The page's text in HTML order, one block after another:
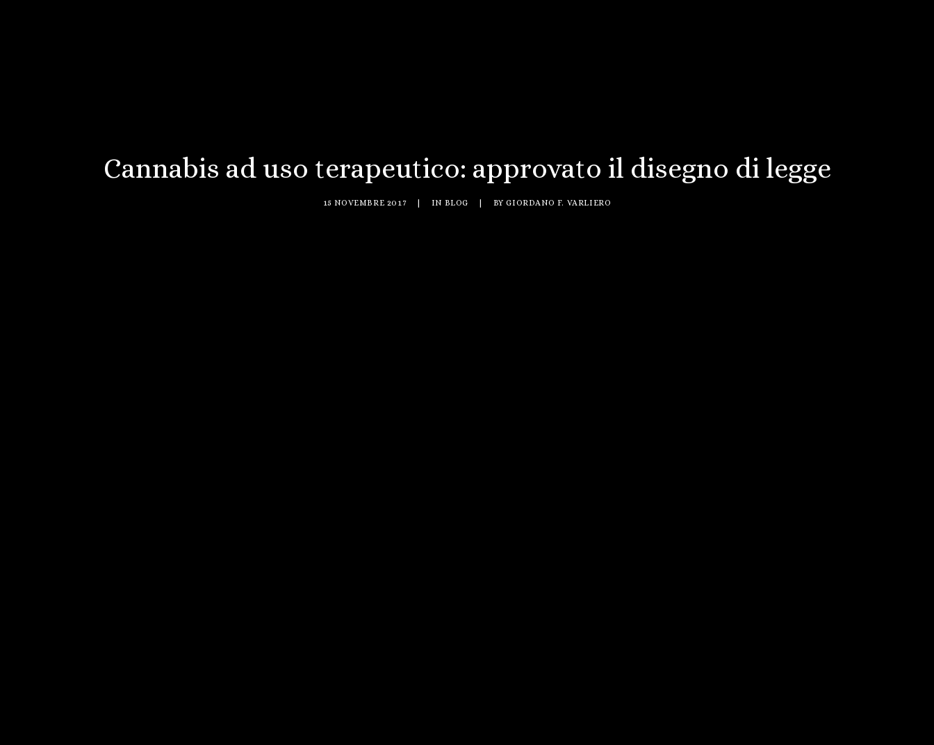
Cannabis ad uso terapeutico: approvato il disegno di legge
15 NOVEMBRE 2017 IN BLOG BYGIORDANO F. VARLIERO